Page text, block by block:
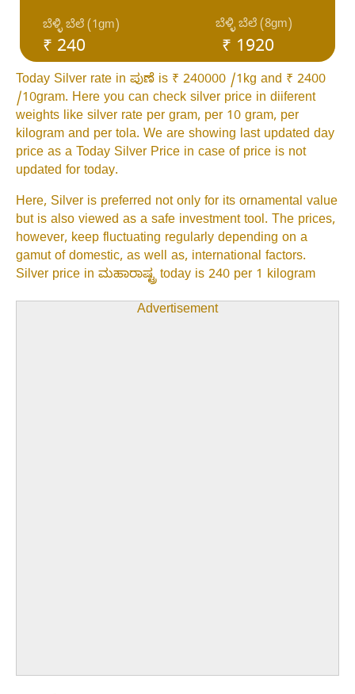
₹ 240
ಬೆಳ್ಳಿ ಬೆಲೆ (1gm) ಬೆಳ್ಳಿ ಬೆಲೆ (8gm)
₹ 1920
Today Silver rate in ಪುಣೆ is ₹ 240000 /1kg and ₹ 2400
/10gram. Here you can check silver price in diiferent
weights like silver rate per gram, per 10 gram, per
kilogram and per tola. We are showing last updated day
price as a Today Silver Price in case of price is not
updated for today.
Here, Silver is preferred not only for its ornamental value
but is also viewed as a safe investment tool. The prices,
however, keep fluctuating regularly depending on a
gamut of domestic, as well as, international factors.
Silver price in ಮಹಾರಾಷ್ಟ್ರ today is 240 per 1 kilogram
Advertisement